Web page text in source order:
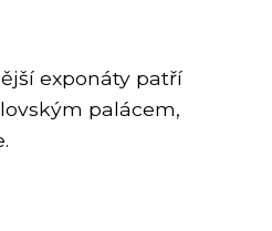
exponáty patří
palácem,